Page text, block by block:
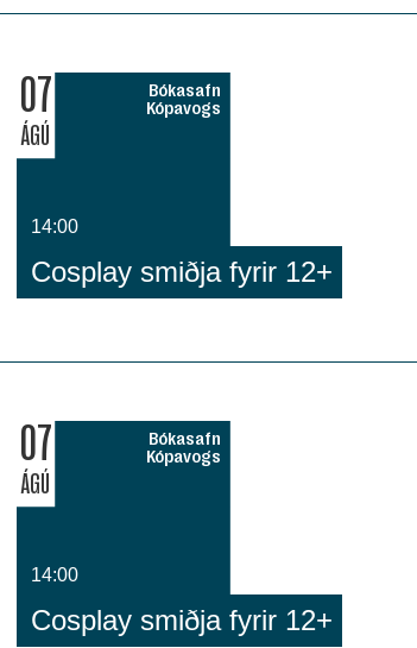
07
ÁGÚ
Bókasafn
Kópavogs
14:00
Cosplay smiðja fyrir 12+
07
ÁGÚ
Bókasafn
Kópavogs
14:00
Cosplay smiðja fyrir 12+